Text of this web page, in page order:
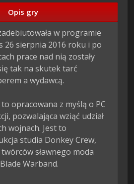
Opis gry
w programie
26 sierpnia 2016 roku i po
prace nad nią zostały
tak na skutek tarć
a wydawcą.
opracowana z myślą o PC
pozwalająca wziąć udział
wojnach. Jest to
studia Donkey Crew,
sławnego moda
Warband.